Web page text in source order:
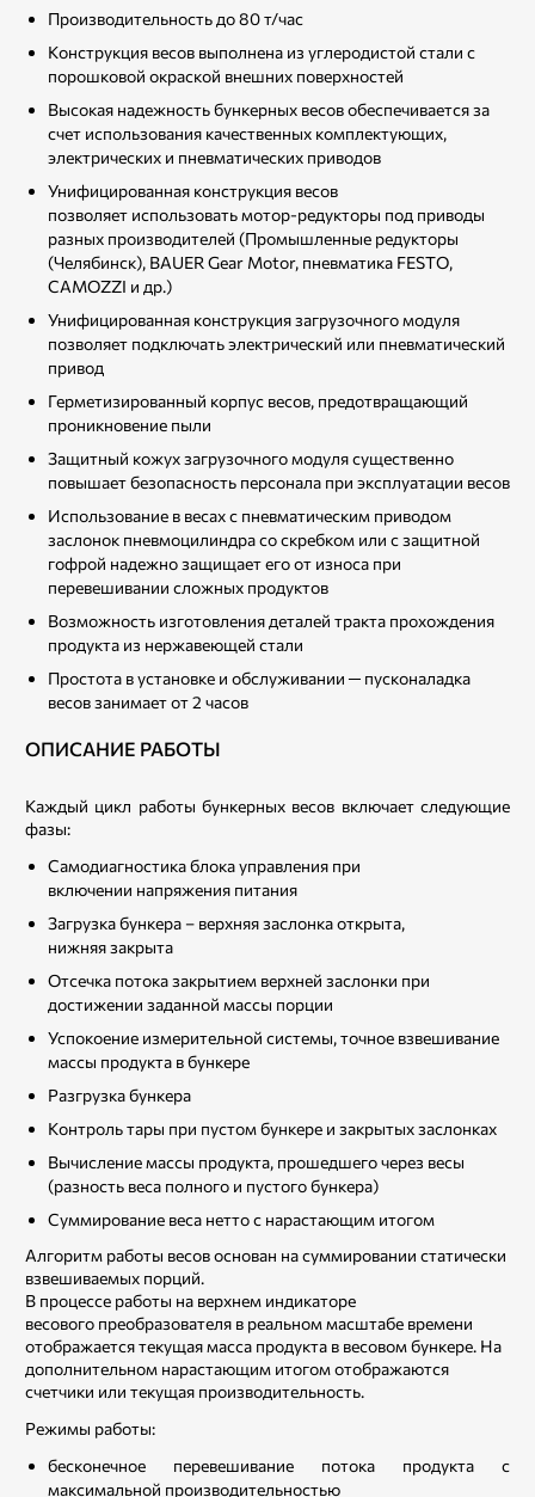
Производительность до 80 т/час
Конструкция весов выполнена из углеродистой стали с
порошковой окраской внешних поверхностей
Высокая надежность бункерных весов обеспечивается за
счет использования качественных комплектующих,
электрических и пневматических приводов
Унифицированная конструкция весов
позволяет использовать мотор-редукторы под приводы
разных производителей (Промышленные редукторы
(Челябинск), BAUER Gear Motor, пневматика FESTO,
CAMOZZI и др.)
Унифицированная конструкция загрузочного модуля
позволяет подключать электрический или пневматический
привод
Герметизированный корпус весов, предотвращающий
проникновение пыли
Защитный кожух загрузочного модуля существенно
повышает безопасность персонала при эксплуатации весов
Использование в весах с пневматическим приводом
заслонок пневмоцилиндра со скребком или с защитной
гофрой надежно защищает его от износа при
перевешивании сложных продуктов
Возможность изготовления деталей тракта прохождения
продукта из нержавеющей стали
Простота в установке и обслуживании ─ пусконаладка
весов занимает от 2 часов
ОПИСАНИЕ РАБОТЫ
Каждый цикл работы бункерных весов включает следующие
фазы:
Самодиагностика блока управления при
включении напряжения питания
Загрузка бункера – верхняя заслонка открыта,
нижняя закрыта
Отсечка потока закрытием верхней заслонки при
достижении заданной массы порции
Успокоение измерительной системы, точное взвешивание
массы продукта в бункере
Разгрузка бункера
Контроль тары при пустом бункере и закрытых заслонках
Вычисление массы продукта, прошедшего через весы
(разность веса полного и пустого бункера)
Суммирование веса нетто с нарастающим итогом
Алгоритм работы весов основан на суммировании статически
взвешиваемых порций.
В процессе работы на верхнем индикаторе
весового преобразователя в реальном масштабе времени
отображается текущая масса продукта в весовом бункере. На
дополнительном нарастающим итогом отображаются
счетчики или текущая производительность.
Режимы работы:
бесконечное перевешивание потока продукта с
максимальной производительностью